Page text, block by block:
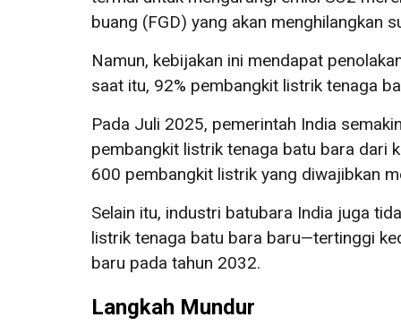
buang (FGD) yang akan menghilangkan
Namun, kebijakan ini mendapat
saat itu, 92% pembangkit listrik tenaga
Pada Juli 2025, pemerintah India
pembangkit listrik tenaga batu bara dari
600 pembangkit listrik yang diwajibkan
Selain itu, industri batubara India juga
listrik tenaga batu bara baru—tertinggi
baru pada tahun 2032.
Langkah Mundur